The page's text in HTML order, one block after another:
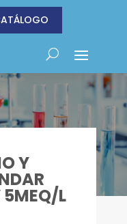
Y
5MEQ/L